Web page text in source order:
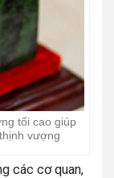
tối cao giúp
vượng
các cơ quan,